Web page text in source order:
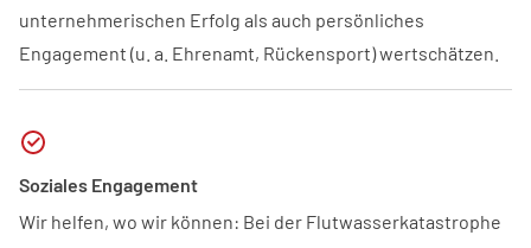
unternehmerischen Erfolg als auch persönliches
Engagement (u. a. Ehrenamt, Rückensport) wertschätzen.
Soziales Engagement
Wir helfen, wo wir können: Bei der Flutwasserkatastrophe